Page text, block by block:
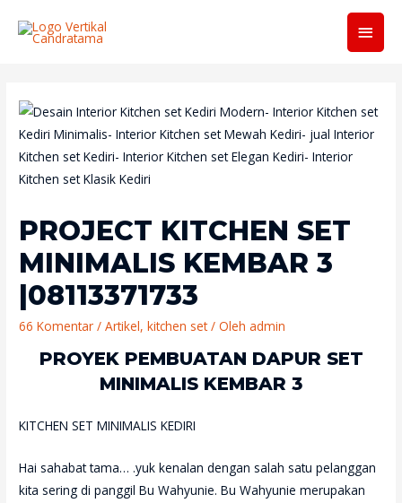
PROJECT KITCHEN SET
MINIMALIS KEMBAR 3
|08113371733
66 Komentar /Artikel,kitchen set/ Oleh admin
PROYEK PEMBUATAN DAPUR SET
MINIMALIS KEMBAR 3
KITCHEN SET MINIMALIS KEDIRI
Hai sahabat tama… .yuk kenalan dengan salah satu pelanggan
kita sering di panggil Bu Wahyunie.Bu Wahyunie merupakan